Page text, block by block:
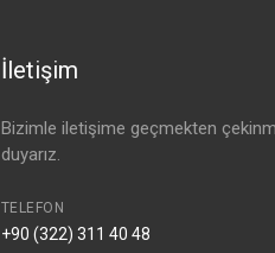
İletişim
Bizimle iletişime geçmekten
duyarız.
TELEFON
+90 (322) 311 40 48